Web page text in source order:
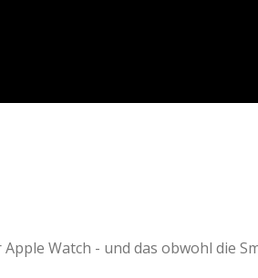
Watch - und das obwohl die